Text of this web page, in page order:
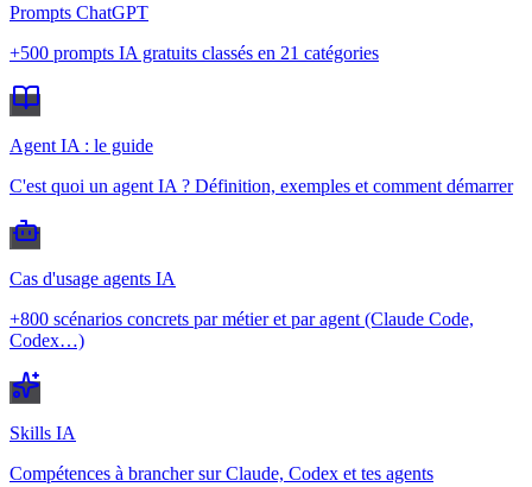
Prompts ChatGPT
+500 prompts IA gratuits classés en 21 catégories
Agent IA : le guide
C'est quoi un agent IA ? Définition, exemples et comment démarrer
Cas d'usage agents IA
+800 scénarios concrets par métier et par agent (Claude Code,
Codex…)
Skills IA
Compétences à brancher sur Claude, Codex et tes agents